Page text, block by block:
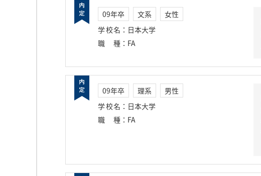
09年卒 文系
女性
学校名 ： 日本大学
職種 ： FA
09年卒 理系
男性
学校名 ： 日本大学
職種 ： FA